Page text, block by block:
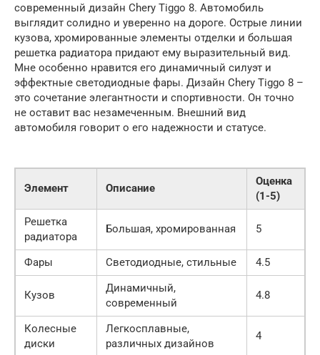
современный дизайн Chery Tiggo 8. Автомобиль
выглядит солидно и уверенно на дороге. Острые линии
кузова, хромированные элементы отделки и большая
решетка радиатора придают ему выразительный вид.
Мне особенно нравится его динамичный силуэт и
эффектные светодиодные фары. Дизайн Chery Tiggo 8 –
это сочетание элегантности и спортивности. Он точно
не оставит вас незамеченным. Внешний вид
автомобиля говорит о его надежности и статусе.
Элемент Описание
Оценка
(1-5)
Решетка
радиатора
Большая, хромированная 5
Фары Светодиодные, стильные 4.5
Кузов
Динамичный,
современный
4.8
Колесные
диски
Легкосплавные,
различных дизайнов
4